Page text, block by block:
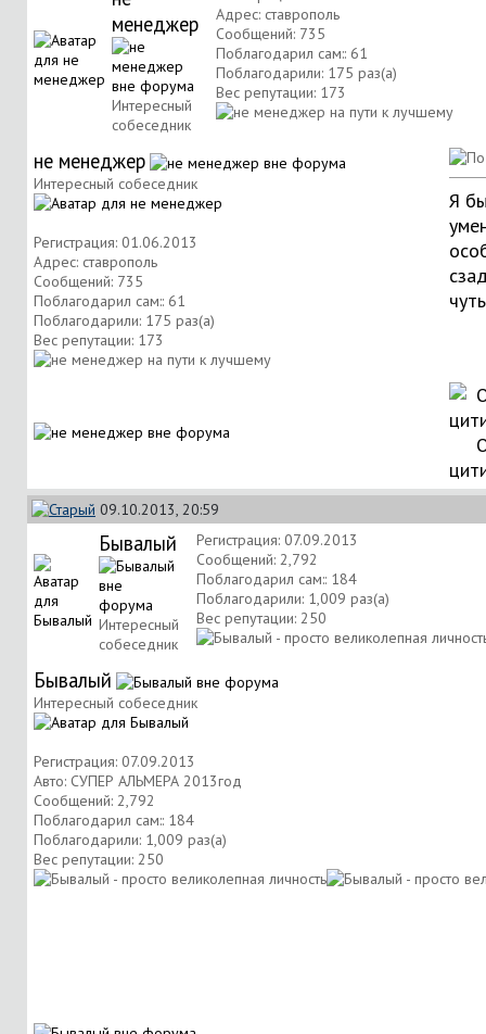
менеджер
Интересный
собеседник
Адрес: ставрополь
Сообщений: 735
Поблагодарил сам:: 61
Поблагодарили: 175 раз(а)
Вес репутации: 173
не менеджер
Интересный собеседник
Регистрация: 01.06.2013
Адрес: ставрополь
Сообщений: 735
Поблагодарил сам:: 61
Поблагодарили: 175 раз(а)
Вес репутации: 173
Я
09.10.2013, 20:59
Бывалый
Интересный
собеседник
Регистрация: 07.09.2013
Сообщений: 2,792
Поблагодарил сам:: 184
Поблагодарили: 1,009 раз(а)
Вес репутации: 250
Бывалый
Интересный собеседник
Регистрация: 07.09.2013
Авто: СУПЕР АЛЬМЕРА 2013год
Сообщений: 2,792
Поблагодарил сам:: 184
Поблагодарили: 1,009 раз(а)
Вес репутации: 250